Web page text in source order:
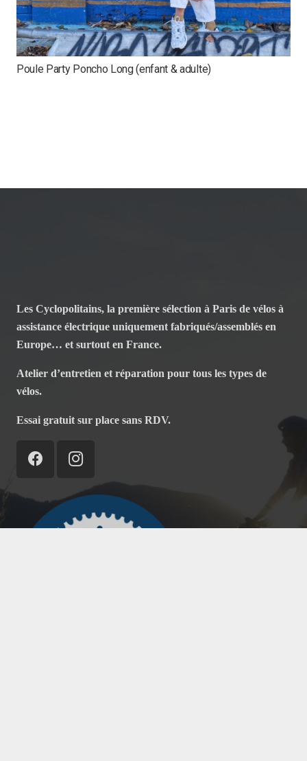
Poule Party Poncho Long (enfant & adulte)
Les Cyclopolitains, la première sélection à Paris de vélos à
assistance électrique uniquement fabriqués/assemblés en
Europe… et surtout en France.
Atelier d’entretien et réparation pour tous les types de
vélos.
Essai gratuit sur place sans RDV.